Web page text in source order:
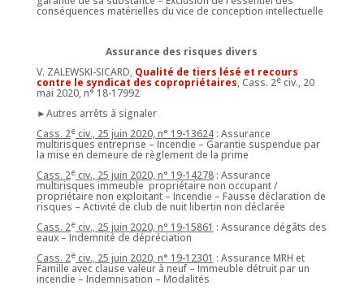
conséquences matérielles du vice de conception intellectuelle
Assurance des risques divers
V. ZALEWSKI-SICARD, Qualité de tiers lésé et recours
contre le syndicat des copropriétaires,Cass. 2eciv., 20
mai 2020, n° 18-17992
►Autres arrêts à signaler
Cass. 2eciv., 25 juin 2020, n° 19-13624: Assurance
multirisques entreprise – Incendie – Garantie suspendue par
la mise en demeure de règlement de la prime
Cass. 2eciv., 25 juin 2020, n° 19-14278: Assurance
multirisques immeuble propriétaire non occupant /
propriétaire non exploitant – Incendie – Fausse déclaration de
risques – Activité de club de nuit libertin non déclarée
Cass. 2eciv., 25 juin 2020, n° 19-15861 : Assurance dégâts des
eaux – Indemnité de dépréciation
Cass. 2eciv., 25 juin 2020, n° 19-12301 : Assurance MRH et
Famille avec clause valeur à neuf – Immeuble détruit par un
incendie – Indemnisation – Modalités